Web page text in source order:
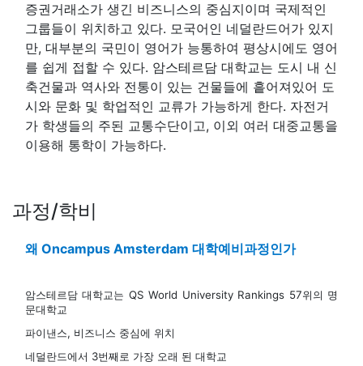
증권거래소가 생긴 비즈니스의 중심지이며 국제적인
그룹들이 위치하고 있다. 모국어인 네덜란드어가 있지
만, 대부분의 국민이 영어가 능통하여 평상시에도 영어
를 쉽게 접할 수 있다. 암스테르담 대학교는 도시 내 신
축건물과 역사와 전통이 있는 건물들에 흩어져있어 도
시와 문화 및 학업적인 교류가 가능하게 한다. 자전거
가 학생들의 주된 교통수단이고, 이외 여러 대중교통을
이용해 통학이 가능하다.
과정/학비
왜 Oncampus Amsterdam 대학예비과정인가
암스테르담 대학교는 QS World University Rankings 57위의 명
문대학교
파이낸스, 비즈니스 중심에 위치
네덜란드에서 3번째로 가장 오래 된 대학교